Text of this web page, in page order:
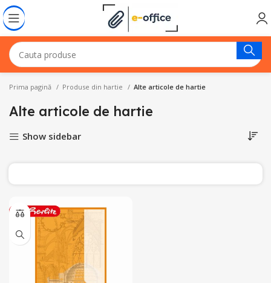
Prima pagină Produse din hartie Alte articole de hartie
Alte articole de hartie
Show sidebar